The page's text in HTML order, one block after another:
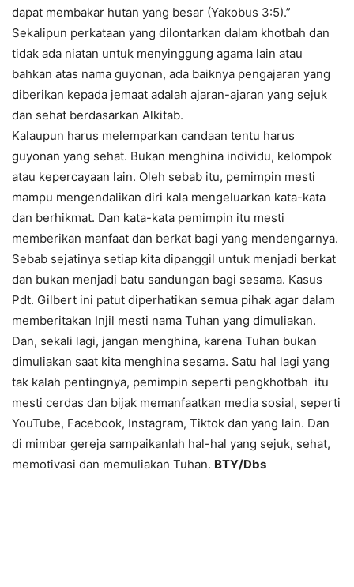
dapat membakar hutan yang besar (Yakobus 3:5).”
Sekalipun perkataan yang dilontarkan dalam khotbah dan
tidak ada niatan untuk menyinggung agama lain atau
bahkan atas nama guyonan, ada baiknya pengajaran yang
diberikan kepada jemaat adalah ajaran-ajaran yang sejuk
dan sehat berdasarkan Alkitab.
Kalaupun harus melemparkan candaan tentu harus
guyonan yang sehat. Bukan menghina individu, kelompok
atau kepercayaan lain. Oleh sebab itu, pemimpin mesti
mampu mengendalikan diri kala mengeluarkan kata-kata
dan berhikmat. Dan kata-kata pemimpin itu mesti
memberikan manfaat dan berkat bagi yang mendengarnya.
Sebab sejatinya setiap kita dipanggil untuk menjadi berkat
dan bukan menjadi batu sandungan bagi sesama. Kasus
Pdt. Gilbert ini patut diperhatikan semua pihak agar dalam
memberitakan Injil mesti nama Tuhan yang dimuliakan.
Dan, sekali lagi, jangan menghina, karena Tuhan bukan
dimuliakan saat kita menghina sesama. Satu hal lagi yang
tak kalah pentingnya, pemimpin seperti pengkhotbah itu
mesti cerdas dan bijak memanfaatkan media sosial, seperti
YouTube, Facebook, Instagram, Tiktok dan yang lain. Dan
di mimbar gereja sampaikanlah hal-hal yang sejuk, sehat,
memotivasi dan memuliakan Tuhan. BTY/Dbs